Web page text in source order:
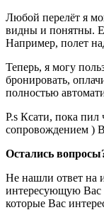
Любой перелёт я
видны и понятны.
Например, полет
Теперь, я могу
бронировать,
полностью
P.s Ксати, пока
сопровождением )
Остались
Не нашли ответ на
интересующую Вас
которые Вас